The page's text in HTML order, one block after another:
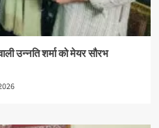
उन्नति शर्मा को मेयर सौरभ